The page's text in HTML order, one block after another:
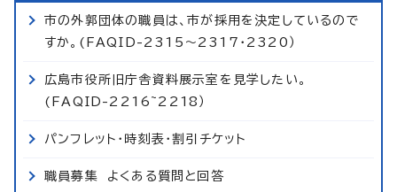
市の外郭団体の職員は、市が採用を決定しているので
すか。(FAQID-2315～2317・2320）
広島市役所旧庁舎資料展示室を見学したい。
(FAQID-2216~2218）
パンフレット・時刻表・割引チケット
職員募集 よくある質問と回答